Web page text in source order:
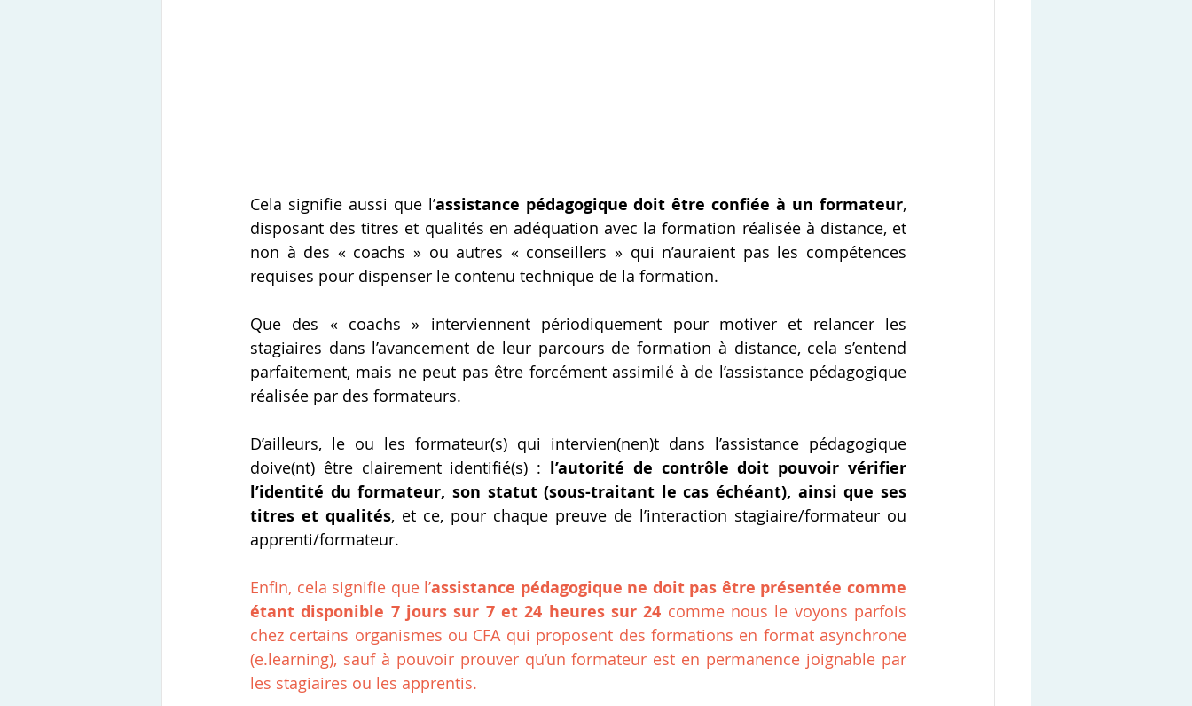
Cela signifie aussi que l’assistance pédagogique doit être confiée à un formateur,
disposant des titres et qualités en adéquation avec la formation réalisée à distance, et
non à des « coachs » ou autres « conseillers » qui n’auraient pas les compétences
requises pour dispenser le contenu technique de la formation.
Que des « coachs » interviennent périodiquement pour motiver et relancer les
stagiaires dans l’avancement de leur parcours de formation à distance, cela s’entend
parfaitement, mais ne peut pas être forcément assimilé à de l’assistance pédagogique
réalisée par des formateurs.
D’ailleurs, le ou les formateur(s) qui intervien(nen)t dans l’assistance pédagogique
doive(nt) être clairement identifié(s) : l’autorité de contrôle doit pouvoir vérifier
l’identité du formateur, son statut (sous-traitant le cas échéant), ainsi que ses
titres et qualités, et ce, pour chaque preuve de l’interaction stagiaire/formateur ou
apprenti/formateur.
Enfin, cela signifie que l’assistance pédagogique ne doit pas être présentée comme
étant disponible 7 jours sur 7 et 24 heures sur 24 comme nous le voyons parfois
chez certains organismes ou CFA qui proposent des formations en format asynchrone
(e.learning), sauf à pouvoir prouver qu’un formateur est en permanence joignable par
les stagiaires ou les apprentis.